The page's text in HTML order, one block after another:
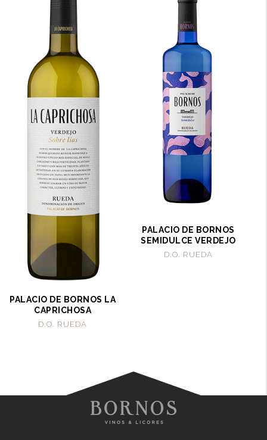
PALACIO DE BORNOS LA
CAPRICHOSA
D.O. RUEDA
PALACIO DE BORNOS
SEMIDULCE VERDEJO
D.O. RUEDA